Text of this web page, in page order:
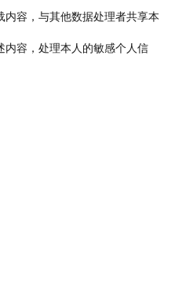
容，与其他数据处理者共享本
内容，处理本人的敏感个人信